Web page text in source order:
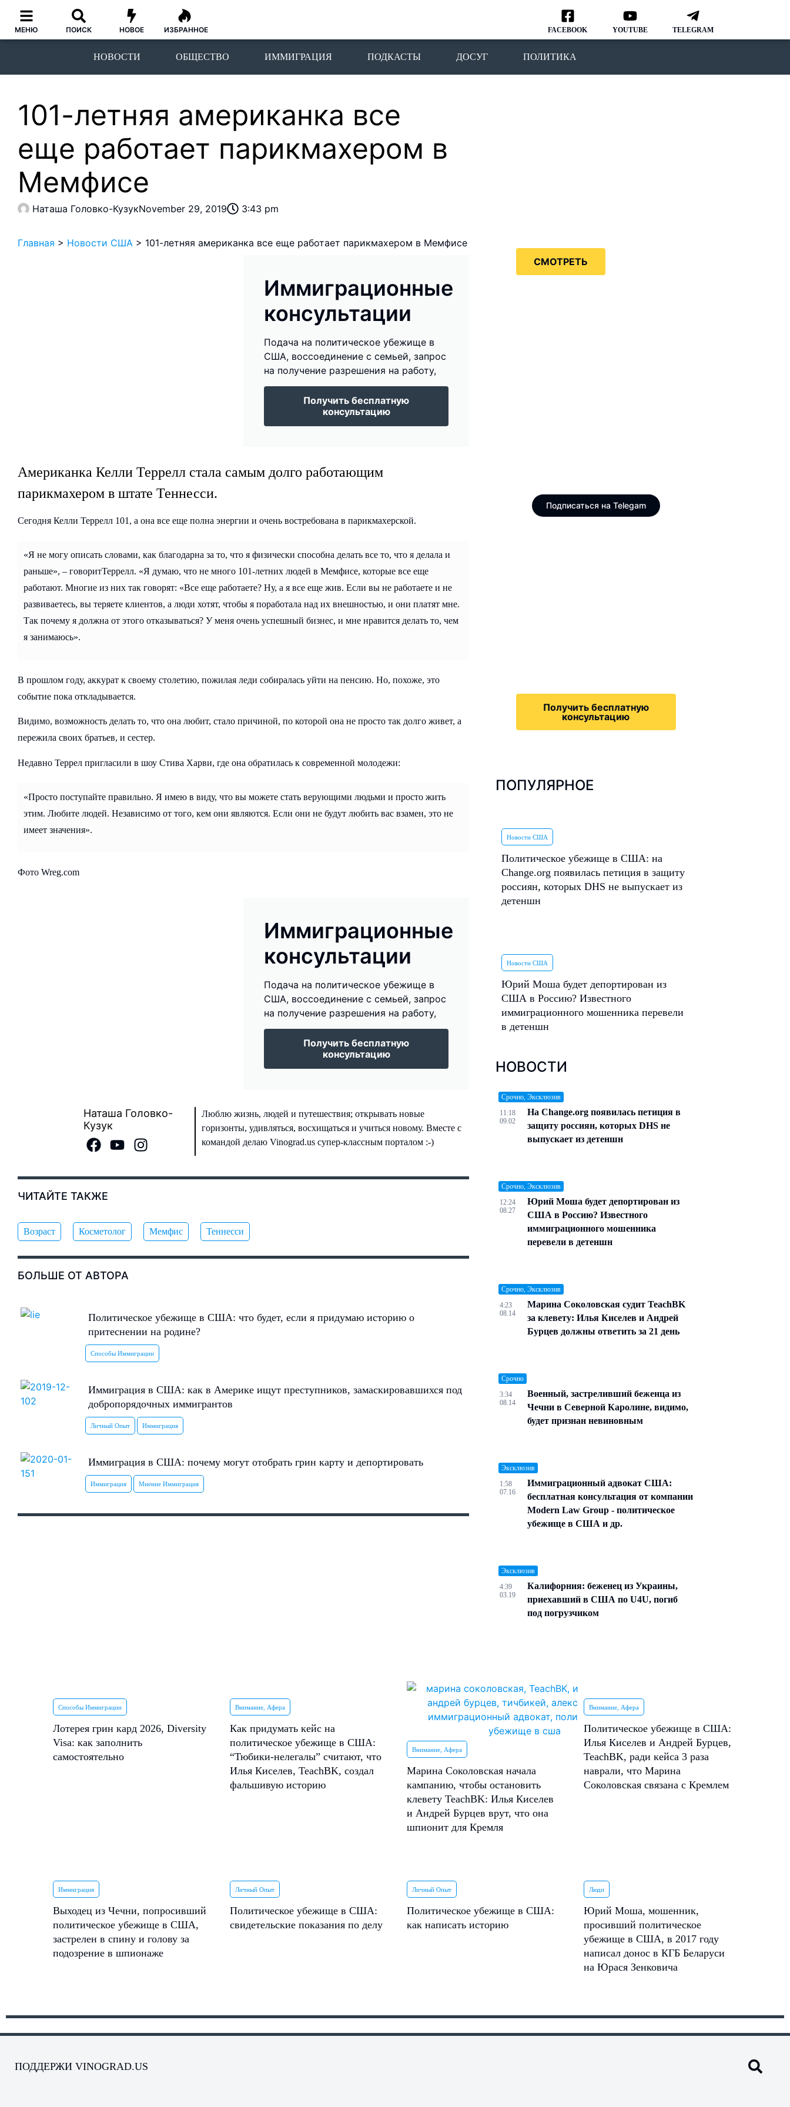
МЕНЮ ПОИСК НОВОЕ ИЗБРАННОЕ FACEBOOK YOUTUBE TELEGRAM
НОВОСТИ ОБЩЕСТВО ИММИГРАЦИЯ ПОДКАСТЫ ДОСУГ ПОЛИТИКА
101-летняя американка все
еще работает парикмахером в
Мемфисе
Наташа Головко-КузукNovember 29, 2019 3:43 pm
Главная > Новости США > 101-летняя американка все еще работает парикмахером в Мемфисе
Иммиграционные
консультации
Подача на политическое убежище в
США, воссоединение с семьей, запрос
на получение разрешения на работу,
Получить бесплатную
консультацию
Американка Келли Террелл стала самым долго работающим
парикмахером в штате Теннесси.
Сегодня Келли Террелл 101, а она все еще полна энергии и очень востребована в парикмахерской.
«Я не могу описать словами, как благодарна за то, что я физически способна делать все то, что я делала и
раньше», – говоритТеррелл. «Я думаю, что не много 101-летних людей в Мемфисе, которые все еще
работают. Многие из них так говорят: «Все еще работаете? Ну, а я все еще жив. Если вы не работаете и не
развиваетесь, вы теряете клиентов, а люди хотят, чтобы я поработала над их внешностью, и они платят мне.
Так почему я должна от этого отказываться? У меня очень успешный бизнес, и мне нравится делать то, чем
я занимаюсь».
В прошлом году, аккурат к своему столетию, пожилая леди собиралась уйти на пенсию. Но, похоже, это
событие пока откладывается.
Видимо, возможность делать то, что она любит, стало причиной, по которой она не просто так долго живет, а
пережила своих братьев, и сестер.
Недавно Террел пригласили в шоу Стива Харви, где она обратилась к современной молодежи:
«Просто поступайте правильно. Я имею в виду, что вы можете стать верующими людьми и просто жить
этим. Любите людей. Независимо от того, кем они являются. Если они не будут любить вас взамен, это не
имеет значения».
Фото Wreg.com
Иммиграционные
консультации
Подача на политическое убежище в
США, воссоединение с семьей, запрос
на получение разрешения на работу,
Получить бесплатную
консультацию
Наташа Головко-
Кузук
Люблю жизнь, людей и путешествия; открывать новые
горизонты, удивляться, восхищаться и учиться новому. Вместе с
командой делаю Vinograd.us супер-классным порталом :-)
ЧИТАЙТЕ ТАКЖЕ
Возраст Косметолог Мемфис Теннесси
БОЛЬШЕ ОТ АВТОРА
Политическое убежище в США: что будет, если я придумаю историю о
притеснении на родине?
Способы Иммиграции
Иммиграция в США: как в Америке ищут преступников, замаскировавшихся под
добропорядочных иммигрантов
Личный Опыт Иммиграция
Иммиграция в США: почему могут отобрать грин карту и депортировать
Иммиграция Мнение Иммиграция
СМОТРЕТЬ
Подписаться на Telegam
Получить бесплатную
консультацию
ПОПУЛЯРНОЕ
Новости США
Политическое убежище в США: на
Change.org появилась петиция в защиту
россиян, которых DHS не выпускает из
детеншн
Новости США
Юрий Моша будет депортирован из
США в Россию? Известного
иммиграционного мошенника перевели
в детеншн
НОВОСТИ
Срочно, Эксклюзив
11:18
09.02
На Change.org появилась петиция в
защиту россиян, которых DHS не
выпускает из детеншн
Срочно, Эксклюзив
12:24
08.27
Юрий Моша будет депортирован из
США в Россию? Известного
иммиграционного мошенника
перевели в детеншн
Срочно, Эксклюзив
4:23
08.14
Марина Соколовская судит TeachBK
за клевету: Илья Киселев и Андрей
Бурцев должны ответить за 21 день
Срочно
3:34
08.14
Военный, застреливший беженца из
Чечни в Северной Каролине, видимо,
будет признан невиновным
Эксклюзив
1:58
07.16
Иммиграционный адвокат США:
бесплатная консультация от компании
Modern Law Group - политическое
убежище в США и др.
Эксклюзив
4:39
03.19
Калифорния: беженец из Украины,
приехавший в США по U4U, погиб
под погрузчиком
Способы Иммиграции
Лотерея грин кард 2026, Diversity
Visa: как заполнить
самостоятельно
Внимание, Афера
Как придумать кейс на
политическое убежище в США:
“Тюбики-нелегалы” считают, что
Илья Киселев, TeachBK, создал
фальшивую историю
Внимание, Афера
Марина Соколовская начала
кампанию, чтобы остановить
клевету TeachBK: Илья Киселев
и Андрей Бурцев врут, что она
шпионит для Кремля
Внимание, Афера
Политическое убежище в США:
Илья Киселев и Андрей Бурцев,
TeachBK, ради кейса 3 раза
наврали, что Марина
Соколовская связана с Кремлем
Иммиграция
Выходец из Чечни, попросивший
политическое убежище в США,
застрелен в спину и голову за
подозрение в шпионаже
Личный Опыт
Политическое убежище в США:
свидетельские показания по делу
Личный Опыт
Политическое убежище в США:
как написать историю
Люди
Юрий Моша, мошенник,
просивший политическое
убежище в США, в 2017 году
написал донос в КГБ Беларуси
на Юрася Зенковича
ПОДДЕРЖИ VINOGRAD.US